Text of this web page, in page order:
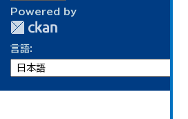
Powered by
言語